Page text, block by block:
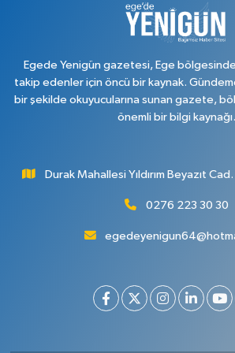
Egede Yenigün gazetesi, Ege
takip edenler için öncü bir kaynak.
bir şekilde okuyucularına sunan gazete,
önemli bir bilgi kaynağı.
Durak Mahallesi Yıldırım Beyazıt
0276 223 30 30